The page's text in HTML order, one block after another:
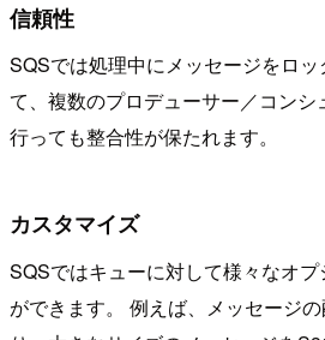
信頼性
SQSでは処理中にメッセージをロ
て、複数のプロデューサー／コン
行っても整合性が保たれます。
カスタマイズ
SQSではキューに対して様々なオ
ができます。 例えば、メッセージ